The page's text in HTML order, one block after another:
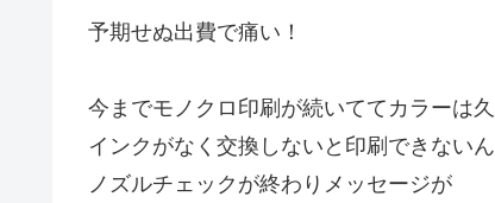
予期せぬ出費で痛い！
今までモノクロ印刷が続いててカラーは久
インクがなく交換しないと印刷できない
ノズルチェックが終わりメッセージが